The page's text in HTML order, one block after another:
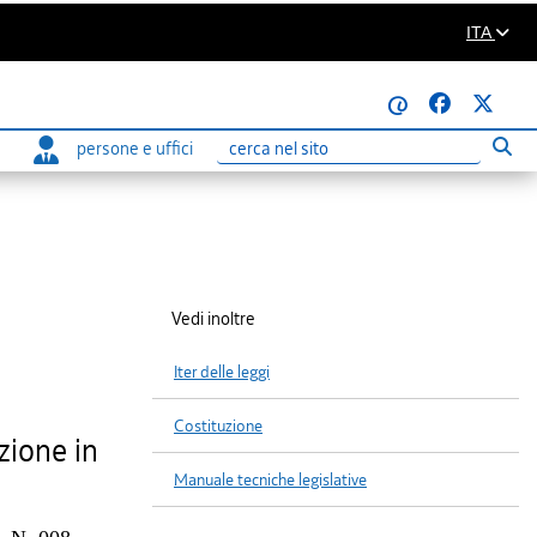
ITA
@
persone e uffici
Ricerca
in
Vedi inoltre
Iter delle leggi
Costituzione
Manuale tecniche legislative